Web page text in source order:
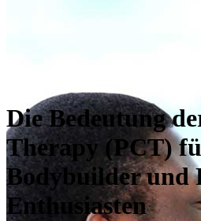
Die Bedeutung
Therapy (PCT)
Bodybuilder und
Enthusiasten